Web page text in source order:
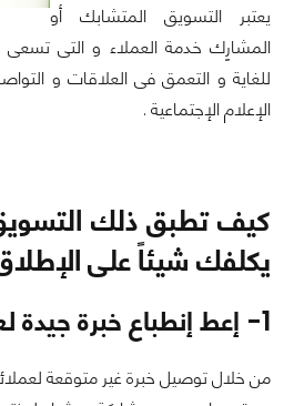
يعتبر التسويق المتشابك أو
المشارٍك خدمة العملاء و التى تسعى
للغاية و التعمق فى العلاقات و
الإعلام الإجتماعية .
كيف تطبق ذلك
يكلفك شيئاً على
1- إعط إنطباع خبرة جيدة لعملائك :
من خلال توصيل خبرة غير متوقعة